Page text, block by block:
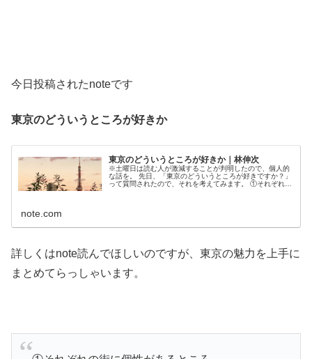
今日投稿されたnoteです
東京のどういうところが好きか
東京のどういうところが好きか｜林伸次
※土曜日は読む人が激減することが判明したので、個人的
な話を。 先日、「東京のどういうところが好きですか？」
って質問されたので、それを考えてみます。 ①それぞれの
note.com
詳しくはnote読んでほしいのですが、東京の魅力を上手に
まとめてらっしゃいます。